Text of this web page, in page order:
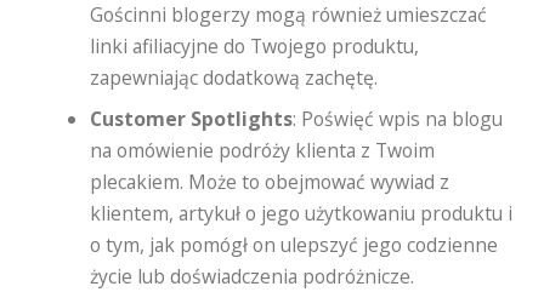
Gościnni blogerzy mogą również umieszczać
linki afiliacyjne do Twojego produktu,
zapewniając dodatkową zachętę.
Customer Spotlights: Poświęć wpis na blogu
na omówienie podróży klienta z Twoim
plecakiem. Może to obejmować wywiad z
klientem, artykuł o jego użytkowaniu produktu i
o tym, jak pomógł on ulepszyć jego codzienne
życie lub doświadczenia podróżnicze.